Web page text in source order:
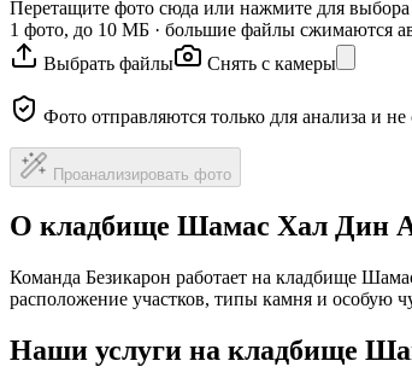
Перетащите фото сюда или нажмите для выбора
1 фото, до 10 МБ · большие файлы сжимаются
Выбрать файлы
Снять с камеры
Фото отправляются только для анализа и не
Проанализировать фото
О кладбище Шамас Хал Дин
Команда Безикарон работает на кладбище
расположение участков, типы камня и особую
Наши услуги на кладбище